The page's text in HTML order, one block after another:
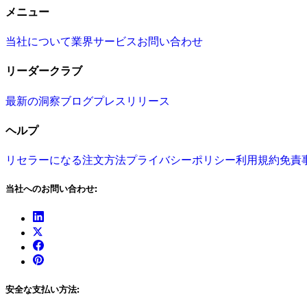
メニュー
当社について業界サービスお問い合わせ
リーダークラブ
最新の洞察ブログプレスリリース
ヘルプ
リセラーになる注文方法プライバシーポリシー利用規約免責
当社へのお問い合わせ:
安全な支払い方法: